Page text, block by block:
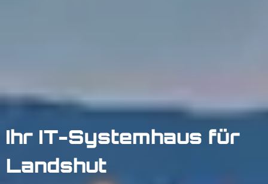
Ihr IT-Systemhaus für
Landshut